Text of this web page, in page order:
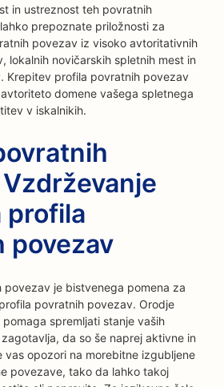
in ustreznost teh povratnih
prepoznate priložnosti za
povezav iz visoko avtoritativnih
lokalnih novičarskih spletnih mest in
Krepitev profila povratnih povezav
domene vašega spletnega
v iskalnikih.
profila
povezav
povezav je bistvenega pomena za
povratnih povezav. Orodje
spremljati stanje vaših
da so še naprej aktivne in
vas opozori na morebitne izgubljene
povezave, tako da lahko takoj